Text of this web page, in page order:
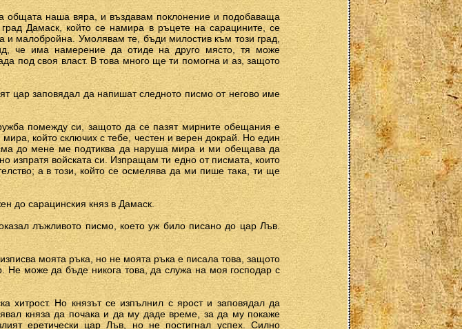
общата наша вяра, и въздавам поклонение и подобаваща
Дамаск, който се намира в ръцете на сарацините, се
и малобройна. Умолявам те, бъди милостив към този град,
че има намерение да отиде на друго място, тя може
под своя власт. В това много ще ти помогна и аз, защото
цар заповядал да напишат следното писмо от негово име
помежду си, защото да се пазят мирните обещания е
който сключих с тебе, честен и верен докрай. Но един
до мене ме подтиква да наруша мира и ми обещава да
изпратя войската си. Изпращам ти едно от писмата, които
а в този, който се осмелява да ми пише така, ти ще
до сарацинския княз в Дамаск.
лъжливото писмо, което уж било писано до цар Лъв.
моята ръка, но не моята ръка е писала това, защото
може да бъде никога това, да служа на моя господар с
хитрост. Но князът се изпълнил с ярост и заповядал да
княза да почака и да му даде време, за да му покаже
еретически цар Лъв, но не постигнал успех. Силно